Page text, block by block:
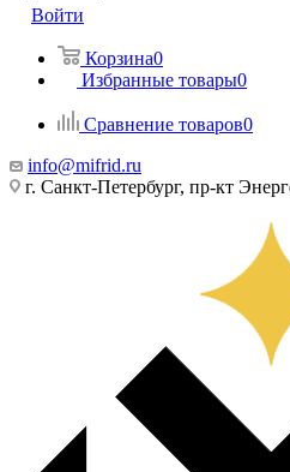
Войти
Корзина0
Избранные товары0
Сравнение товаров0
info@mifrid.ru
г. Санкт-Петербург, пр-кт